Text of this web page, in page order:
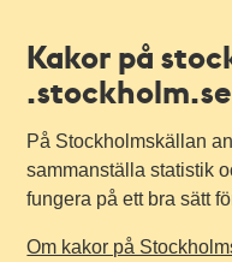
Kakor på
.stockholm.se
På Stockholmskällan
sammanställa statistik
fungera på ett bra sätt
Om kakor på